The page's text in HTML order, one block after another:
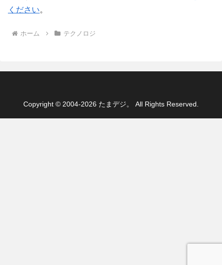
ください。
ホーム テクノロジ
Copyright © 2004-2026 たまデジ。 All Rights Reserved.